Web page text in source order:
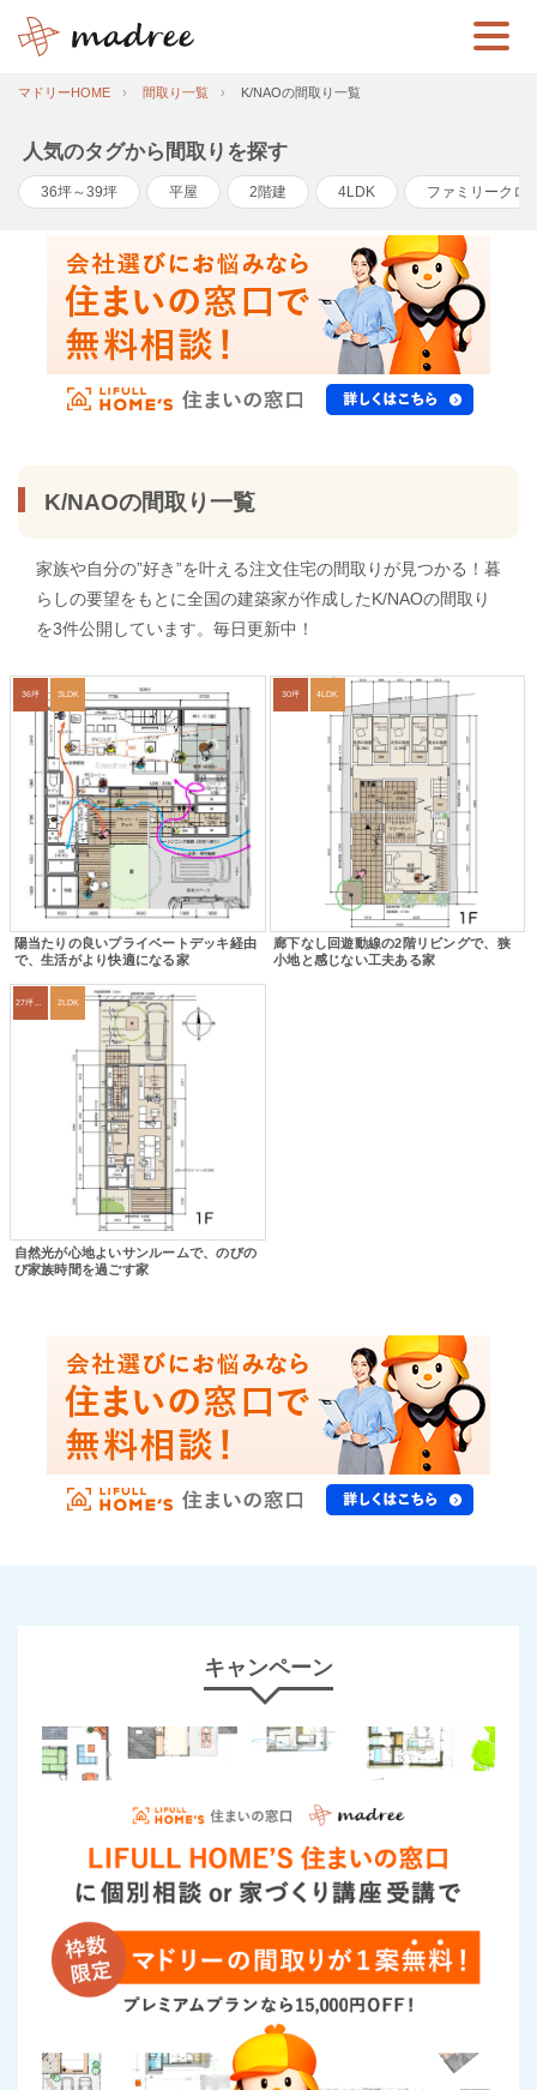
マドリーHOME 間取り一覧 K/NAOの間取り一覧
人気のタグから間取りを探す
36坪～39坪 平屋 2階建 4LDK ファミリークロ
K/NAOの間取り一覧
家族や自分の”好き”を叶える注文住宅の間取りが見つかる！暮
らしの要望をもとに全国の建築家が作成したK/NAOの間取り
を3件公開しています。毎日更新中！
36坪 3LDK
陽当たりの良いプライベートデッキ経由
で、生活がより快適になる家
30坪 4LDK
廊下なし回遊動線の2階リビングで、狭
小地と感じない工夫ある家
27坪〜30坪 2LDK
自然光が心地よいサンルームで、のびの
び家族時間を過ごす家
キャンペーン